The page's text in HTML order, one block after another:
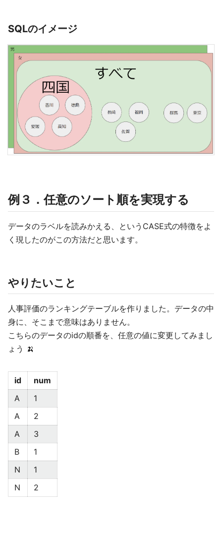
SQLのイメージ
例３．任意のソート順を実現する
データのラベルを読みかえる、というCASE式の特徴をよ
く現したのがこの方法だと思います。
やりたいこと
人事評価のランキングテーブルを作りました。データの中
身に、そこまで意味はありません。
こちらのデータのidの順番を、任意の値に変更してみまし
ょう 🍌
id
num
A
1
A
2
A
3
B
1
N
1
N
2